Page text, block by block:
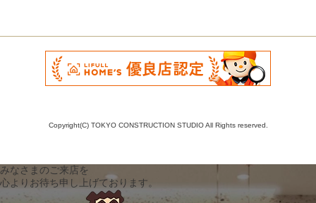
Copyright(C) TOKYO CONSTRUCTION STUDIO All Rights reserved.
みなさまのご来店を
心よりお待ち申し上げております。